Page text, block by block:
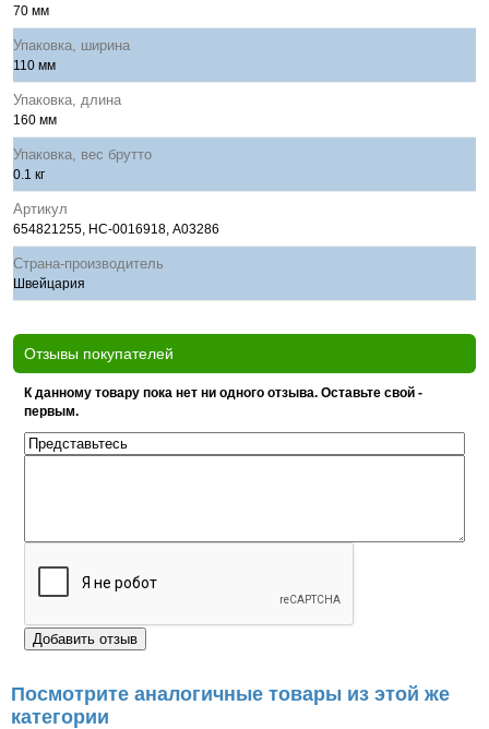
70 мм
Упаковка, ширина
110 мм
Упаковка, длина
160 мм
Упаковка, вес брутто
0.1 кг
Артикул
654821255, НС-0016918, A03286
Страна-производитель
Швейцария
Отзывы покупателей
К данному товару пока нет ни одного отзыва. Оставьте свой -
первым.
Посмотрите аналогичные товары из этой же
категории